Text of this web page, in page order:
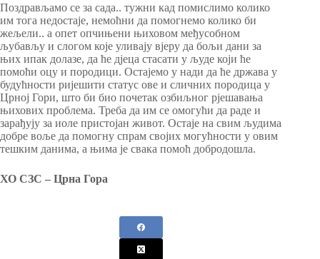
Поздрављамо се за сада.. тужни кад помислимо колико
им тога недостаје, немоћни да помогнемо колико би
жељели.. а опет опчињени њиховом међусобном
љубављу и слогом које уливају вјеру да бољи дани за
њих ипак долазе, да ће дјеца стасати у људе који ће
помоћи оцу и породици. Остајемо у нади да ће држава у
будућности ријешити статус ове и сличних породица у
Црној Гори, што би био почетак озбиљног рјешавања
њихових проблема. Треба да им се омогући да раде и
зарађују за иоле пристојан живот. Остаје на свим људима
добре воље да помогну спрам својих могућности у овим
тешким данима, а њима је свака помоћ добродошла.
ХО СЗС – Црна Гора